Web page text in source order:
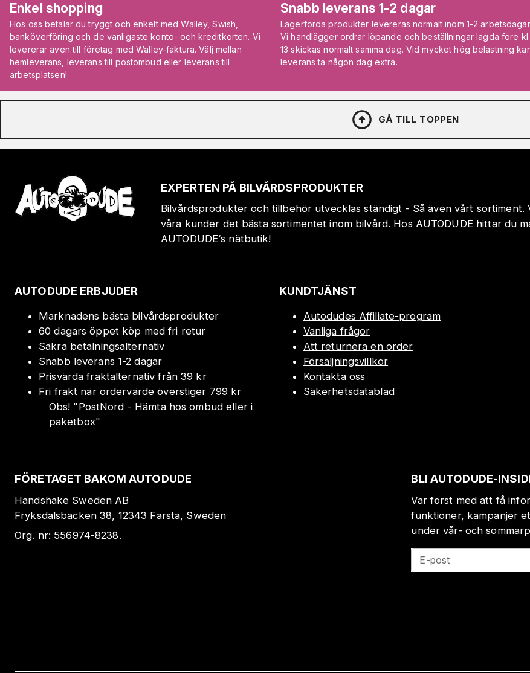
Enkel shopping
Hos oss betalar du tryggt och enkelt med Walley, Swish,
banköverföring och de vanligaste konto- och kreditkorten. Vi
levererar även till företag med Walley-faktura. Välj mellan
hemleverans, leverans till postombud eller leverans till
arbetsplatsen!
Snabb leverans 1-2 dagar
Lagerförda produkter levereras normalt inom 1-2
Vi handlägger ordrar löpande och beställningar lagda före kl.
13 skickas normalt samma dag. Vid mycket hög belastning
leverans ta någon dag extra.
GÅ TILL TOPPEN
EXPERTEN PÅ BILVÅRDSPRODUKTER
Bilvårdsprodukter och tillbehör utvecklas ständigt - Så även vårt
våra kunder det bästa sortimentet inom bilvård. Hos AUTODUDE hittar du
AUTODUDE‘s nätbutik!
AUTODUDE ERBJUDER
Marknadens bästa bilvårdsprodukter
60 dagars öppet köp med fri retur
Säkra betalningsalternativ
Snabb leverans 1-2 dagar
Prisvärda fraktalternativ från 39 kr
Fri frakt när ordervärde överstiger 799 kr
Obs! "PostNord - Hämta hos ombud eller i
paketbox"
KUNDTJÄNST
Autodudes Affiliate-program
Vanliga frågor
Att returnera en order
Försäljningsvillkor
Kontakta oss
Säkerhetsdatablad
FÖRETAGET BAKOM AUTODUDE
Handshake Sweden AB
Fryksdalsbacken 38, 12343 Farsta, Sweden
Org. nr: 556974-8238.
BLI AUTODUDE-
Var först med att få
funktioner, kampanjer
under vår- och
E-post